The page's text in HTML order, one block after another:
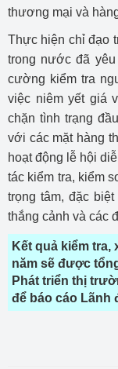
thương mại và
Thực hiện chỉ đạo
trong nước đã
cường kiểm tra
việc niêm yết giá
chặn tình trạng
với các mặt hàng
hoạt động lễ hội
tác kiểm tra, kiểm
trọng tâm, đặc
thắng cảnh và các
Kết quả kiểm
năm sẽ được
Phát triển thị
để báo cáo Lãnh